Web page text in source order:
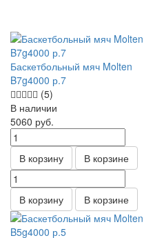
Баскетбольный мяч Molten
B7g4000 р.7
(5)
В наличии
5060 руб.
В корзину В корзине
В корзину В корзине